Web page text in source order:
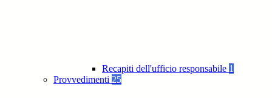
Recapiti dell'ufficio responsabile 1
Provvedimenti 25